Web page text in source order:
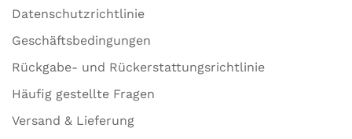
Datenschutzrichtlinie
Geschäftsbedingungen
Rückgabe- und Rückerstattungsrichtlinie
Häufig gestellte Fragen
Versand & Lieferung